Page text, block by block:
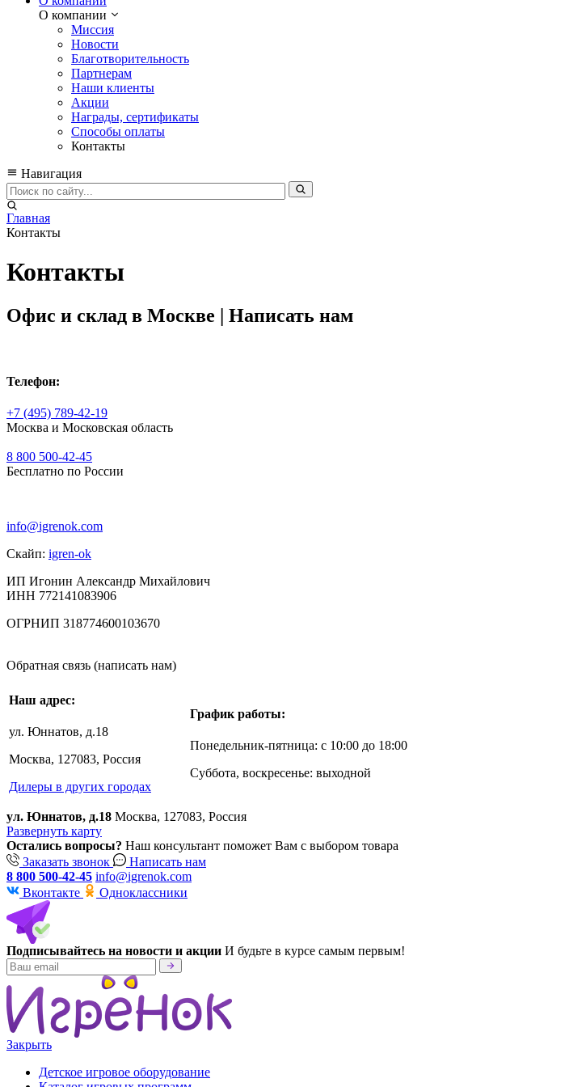
О компании
Миссия
Новости
Благотворительность
Партнерам
Наши клиенты
Акции
Награды, сертификаты
Способы оплаты
Контакты
Навигация
Главная
Контакты
Контакты
Офис и склад в Москве | Написать нам
Телефон:
+7 (495) 789-42-19
Москва и Московская область
8 800 500-42-45
Бесплатно по России
info@igrenok.com
Скайп: igren-ok
ИП Игонин Александр Михайлович
ИНН 772141083906
ОГРНИП 318774600103670
Обратная связь (написать нам)
Наш адрес:
ул. Юннатов, д.18
Москва, 127083, Россия
Дилеры в других городах
График работы:
Понедельник-пятница: c 10:00 до 18:00
Суббота, воскресенье: выходной
ул. Юннатов, д.18 Москва, 127083, Россия
Развернуть карту
Остались вопросы? Наш консультант поможет Вам с выбором товара
Заказать звонок
Написать нам
8 800 500-42-45 info@igrenok.com
Вконтакте
Одноклассники
Подписывайтесь на новости и акции И будьте в курсе самым первым!
Закрыть
Детское игровое оборудование